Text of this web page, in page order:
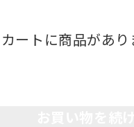
カートに商品があり